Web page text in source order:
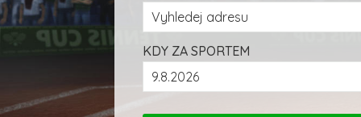
KDY ZA SPORTEM